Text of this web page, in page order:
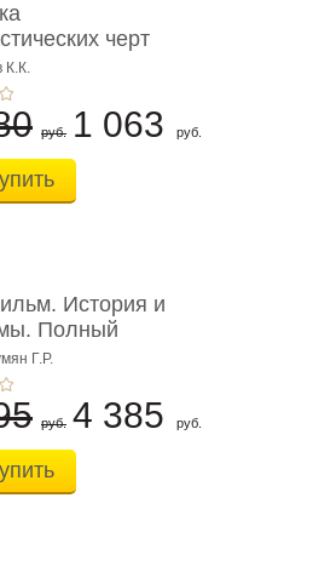
черт
теор� ...
К.К.
руб. 1 063 руб.
История и
Полный
...
Г.Р.
руб. 4 385 руб.